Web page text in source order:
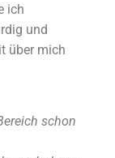
ich
und
über mich
schon